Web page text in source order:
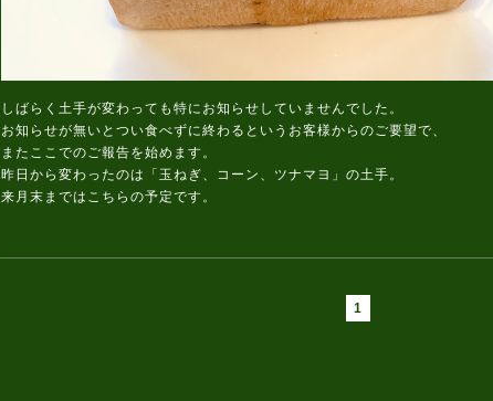
しばらく土手が変わっても特にお知らせしていませんでした。
お知らせが無いとつい食べずに終わるというお客様からのご要望で、
またここでのご報告を始めます。
昨日から変わったのは「玉ねぎ、コーン、ツナマヨ」の土手。
来月末まではこちらの予定です。
1